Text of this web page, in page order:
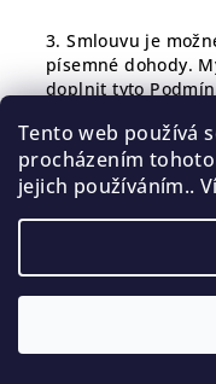
Tento web používá
procházením
jejich používáním..
3. Smlouvu je
písemné dohody.
doplnit tyto
uzavřeny po
budeme informovat
Uživatelský účet
nezakládá právo
Smlouvu, kterou
na základě
mailovou adresu
změny. Pokud od